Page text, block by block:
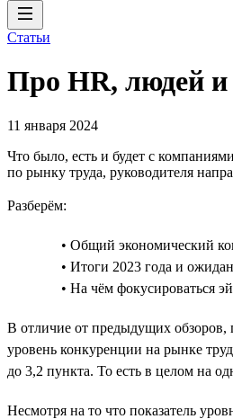
Статьи
Про HR, людей и
11 января 2024
Что было, есть и будет с
по рынку труда, руководителя
Разберём:
• Общий экономический
• Итоги 2023 года и
• На чём фокусироваться
В отличие от предыдущих обзоров,
уровень конкуренции на рынке
до 3,2 пункта. То есть в целом на
Несмотря на то что показатель